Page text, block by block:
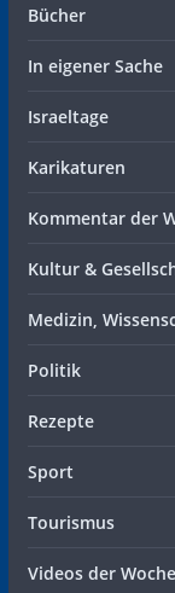
Bücher
In eigener Sache
Israeltage
Karikaturen
Kommentar der
Kultur &
Medizin,
Politik
Rezepte
Sport
Tourismus
Videos der Woche